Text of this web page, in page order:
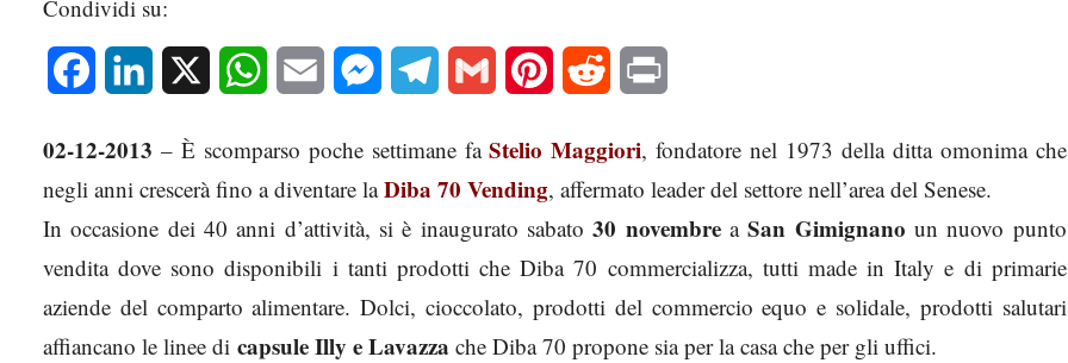
Condividi su:
Facebook LinkedIn WhatsAppEmail MessengerTelegram Gmail Pinterest Reddit
02-12-2013 – È scomparso poche settimane faStelio Maggiori, fondatore nel 1973 della ditta omonima che
negli anni crescerà fino a diventare laDiba 70 Vending, affermato leader del settore nell’area del Senese.
In occasione dei 40 anni d’attività, si è inaugurato sabato 30 novembreaSan Gimignano un nuovo punto
vendita dove sono disponibili i tanti prodotti che Diba 70 commercializza, tutti made in Italy e di primarie
aziende del comparto alimentare. Dolci, cioccolato, prodotti del commercio equo e solidale, prodotti salutari
affiancano le linee di capsule Illy e Lavazza che Diba 70 propone sia per la casa che per gli uffici.